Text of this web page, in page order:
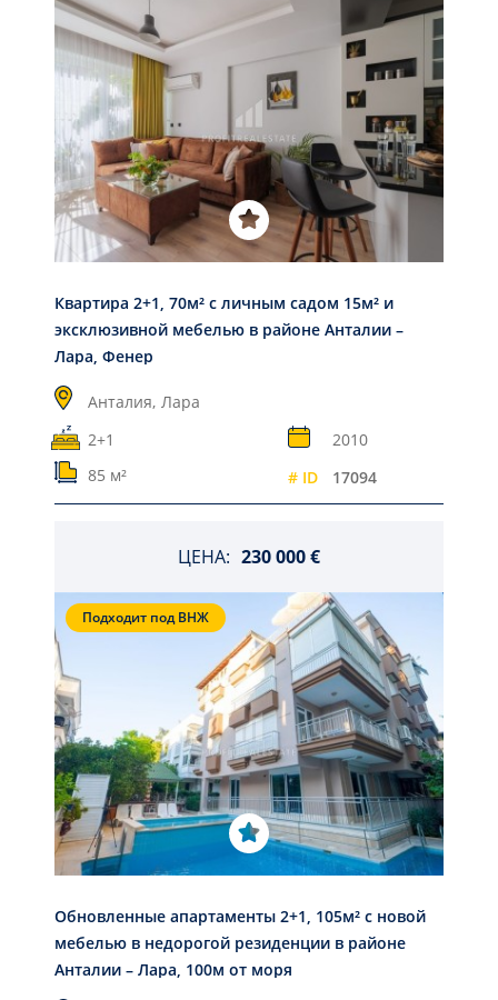
Квартира 2+1, 70м² с личным садом 15м² и
эксклюзивной мебелью в районе Анталии –
Лара, Фенер
Анталия, Лара
2+1
2010
85 м²
# ID 17094
ЦЕНА: 230 000 €
Подходит под ВНЖ
Обновленные апартаменты 2+1, 105м² с новой
мебелью в недорогой резиденции в районе
Анталии – Лара, 100м от моря